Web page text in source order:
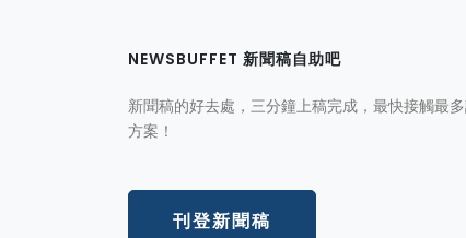
NEWSBUFFET 新聞稿自助吧
新聞稿的好去處，三分鐘上稿完成，最快接觸最
方案！
刊登新聞稿